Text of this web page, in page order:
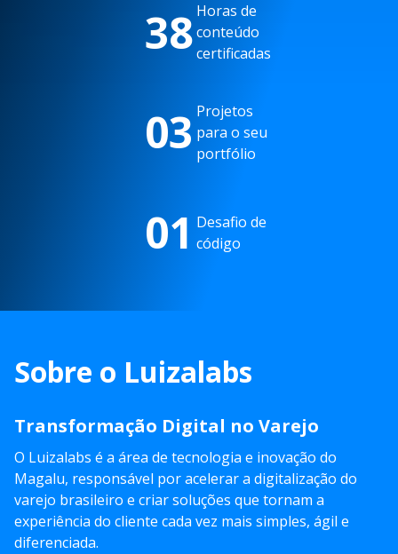
38 Horas de
conteúdo
certificadas
03 Projetos
para o seu
portfólio
01 Desafio de
código
Sobre o Luizalabs
Transformação Digital no Varejo
O Luizalabs é a área de tecnologia e inovação do
Magalu, responsável por acelerar a digitalização do
varejo brasileiro e criar soluções que tornam a
experiência do cliente cada vez mais simples, ágil e
diferenciada.